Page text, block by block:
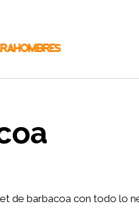
de barbacoa con todo lo